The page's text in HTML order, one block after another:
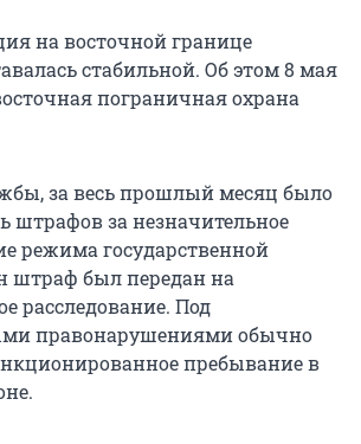
на восточной границе
стабильной. Об этом8 мая
пограничная охрана
за весь прошлый месяц было
штрафов за незначительное
режима государственной
штраф был передан на
расследование. Под
правонарушениями обычно
пребывание в